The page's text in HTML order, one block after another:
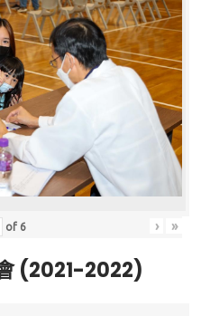
of 6 › »
(2021-2022)